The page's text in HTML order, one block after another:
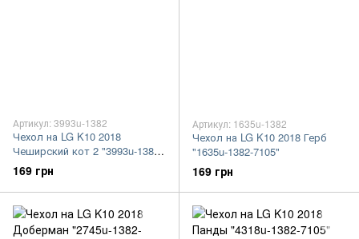
Артикул: 3993u-1382
Чехол на LG K10 2018
Чеширский кот 2 "3993u-1382-
7105"
169 грн
Артикул: 1635u-1382
Чехол на LG K10 2018 Герб
"1635u-1382-7105"
169 грн